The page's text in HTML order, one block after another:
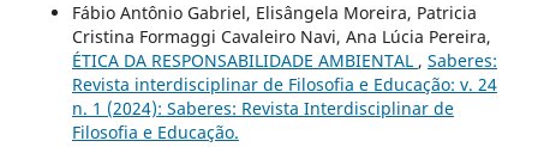
Fábio Antônio Gabriel, Elisângela Moreira, Patricia
Cristina Formaggi Cavaleiro Navi, Ana Lúcia Pereira,
ÉTICA DA RESPONSABILIDADE AMBIENTAL , Saberes:
Revista interdisciplinar de Filosofia e Educação: v. 24
n. 1 (2024): Saberes: Revista Interdisciplinar de
Filosofia e Educação.